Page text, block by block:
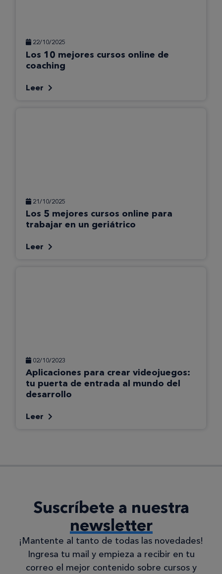
22/10/2025
Los 10 mejores cursos online de
coaching
Leer
21/10/2025
Los 5 mejores cursos online para
trabajar en un geriátrico
Leer
02/10/2023
Aplicaciones para crear videojuegos:
tu puerta de entrada al mundo del
desarrollo
Leer
Suscríbete a nuestra
newsletter
¡Mantente al tanto de todas las novedades!
Ingresa tu mail y empieza a recibir en tu
correo el mejor contenido sobre cursos y